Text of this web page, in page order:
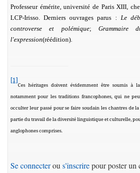
Professeur émérite, université de Paris XIII,
LCP-Irisso. Derniers ouvrages parus : Le
controverse et polémique; Grammaire
l'expression(réédition).
[1]
Ces héritages doivent évidemment être soumis à
notamment pour les traditions francophones, qui ne
occulter leur passé pour se faire soudain les chantres de
partie du travail de la diversité linguistique et culturelle,
anglophones comprises.
Se connecterou s'inscrirepour poster un